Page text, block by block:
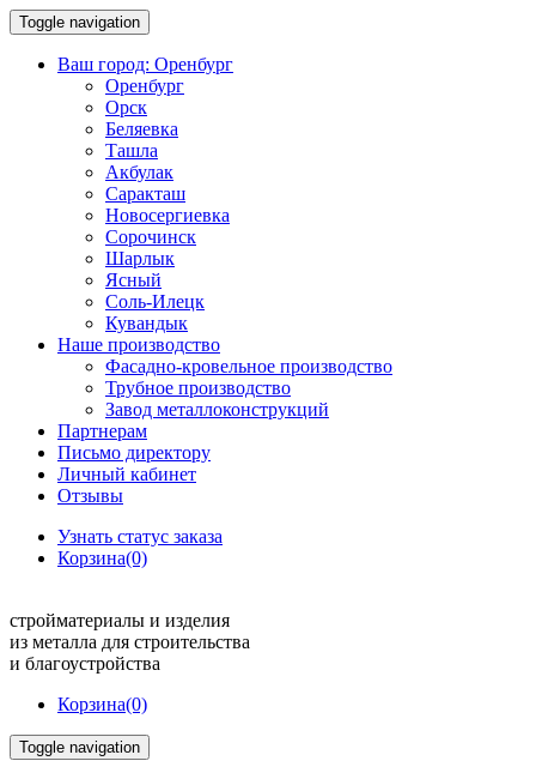
Toggle navigation
Ваш город: Оренбург
Оренбург
Орск
Беляевка
Ташла
Акбулак
Саракташ
Новосергиевка
Сорочинск
Шарлык
Ясный
Соль-Илецк
Кувандык
Наше производство
Фасадно-кровельное производство
Трубное производство
Завод металлоконструкций
Партнерам
Письмо директору
Личный кабинет
Отзывы
Узнать статус заказа
Корзина(0)
стройматериалы и изделия
из металла для строительства
и благоустройства
Корзина(0)
Toggle navigation